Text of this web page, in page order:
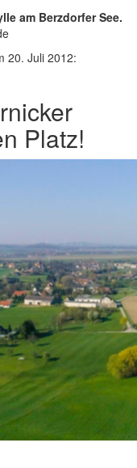
am Berzdorfer See.
20. Juli 2012:
Platz!